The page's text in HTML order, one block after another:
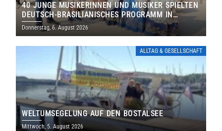
40 JUNGE MUSIKERINNEN UND MUSIKER SPIELTEN
DEUTSCH-BRASILIANISCHES PROGRAMM IN
THOLEY
Donnerstag, 6. August 2026
ALLTAG & GESELLSCHAFT
WELTUMSEGELUNG AUF DEN BOSTALSEE
Mittwoch, 5. August 2026